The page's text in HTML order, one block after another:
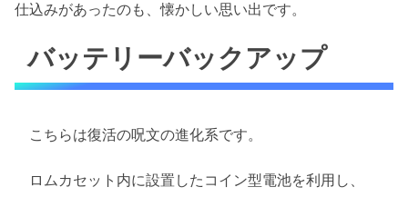
仕込みがあったのも、懐かしい思い出です。
バッテリーバックアップ
こちらは復活の呪文の進化系です。
ロムカセット内に設置したコイン型電池を利用し、